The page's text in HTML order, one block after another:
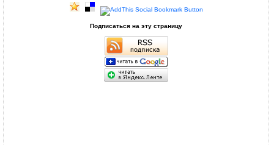
Подписаться на эту страницу